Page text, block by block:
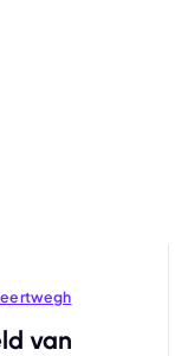
van